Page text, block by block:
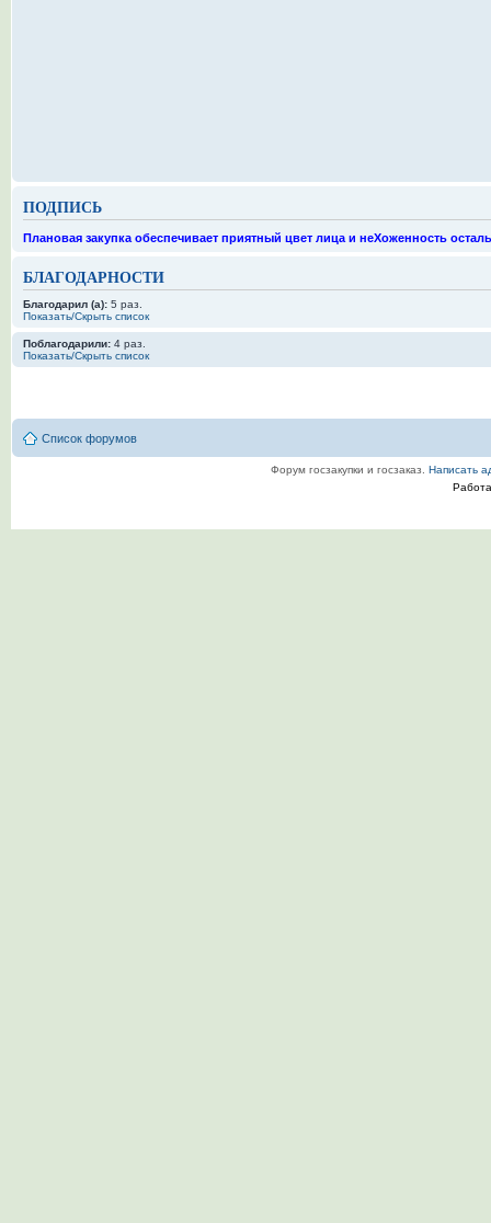
ПОДПИСЬ
Плановая закупка обеспечивает приятный цвет лица и неХоженность
БЛАГОДАРНОСТИ
Благодарил (а): 5 раз.
Показать/Скрыть список
Поблагодарили: 4 раз.
Показать/Скрыть список
Список форумов
Форум госзакупки и госзаказ.Написать